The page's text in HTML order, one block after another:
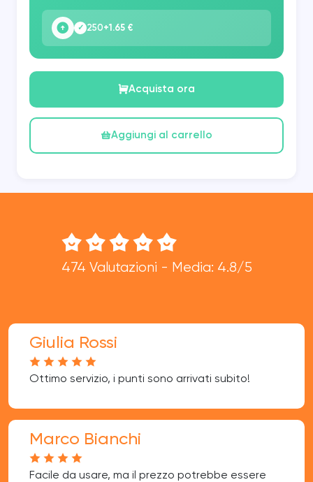
✓ 250+1.65 €
Acquista ora
Aggiungi al carrello
474 Valutazioni - Media: 4.8/5
Giulia Rossi
Ottimo servizio, i punti sono arrivati subito!
Marco Bianchi
Facile da usare, ma il prezzo potrebbe essere